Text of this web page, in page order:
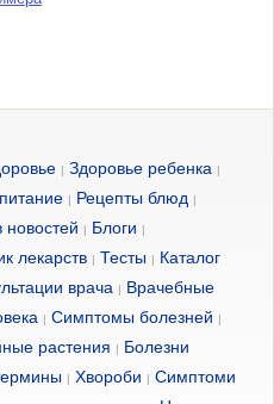
Здоровье ребенка
Рецепты блюд
новостей Блоги
лекарств Тесты
Каталог
врача
Врачебные
Симптомы болезней
растения
Болезни
Хвороби
Симптоми